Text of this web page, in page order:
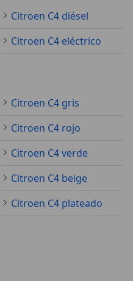
Citroen C4 diésel
Citroen C4 eléctrico
Citroen C4 gris
Citroen C4 rojo
Citroen C4 verde
Citroen C4 beige
Citroen C4 plateado